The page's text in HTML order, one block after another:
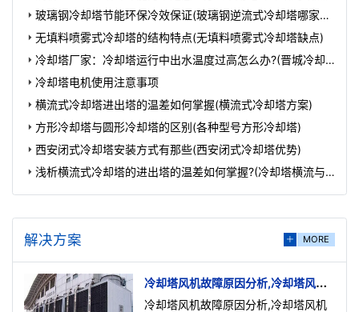
玻璃钢冷却塔节能环保冷效保证(玻璃钢逆流式冷却塔哪家口
碑好)
无填料喷雾式冷却塔的结构特点(无填料喷雾式冷却塔缺点)
冷却塔厂家：冷却塔运行中出水温度过高怎么办?(晋城冷却
塔维护)
冷却塔电机使用注意事项
横流式冷却塔进出塔的温差如何掌握(横流式冷却塔方案)
方形冷却塔与圆形冷却塔的区别(各种型号方形冷却塔)
西安闭式冷却塔安装方式有那些(西安闭式冷却塔优势)
浅析横流式冷却塔的进出塔的温差如何掌握?(冷却塔横流与
逆流哪个好)
解决方案 MORE
冷却塔风机故障原因分析,冷却塔风机
故障维修处理方法
冷却塔风机故障原因分析,冷却塔风机